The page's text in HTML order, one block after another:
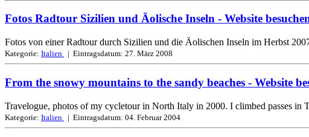
Fotos Radtour Sizilien und Äolische Inseln - Website
Fotos von einer Radtour durch Sizilien und die Äolischen Inseln im Herbst
Kategorie: Italien | Eintragsdatum: 27. März 2008
From the snowy mountains to the sandy beaches - Website
Travelogue, photos of my cycletour in North Italy in 2000. I climbed passes in
Kategorie: Italien | Eintragsdatum: 04. Februar 2004